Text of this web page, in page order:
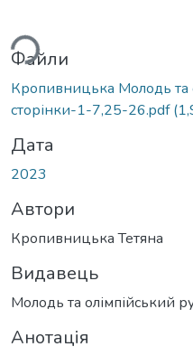
Файли
Кропивницька Молодь та
сторінки-1-7,25-26.pdf
Дата
2023
Автори
Кропивницька Тетяна
Видавець
Молодь та олімпійський
Анотація